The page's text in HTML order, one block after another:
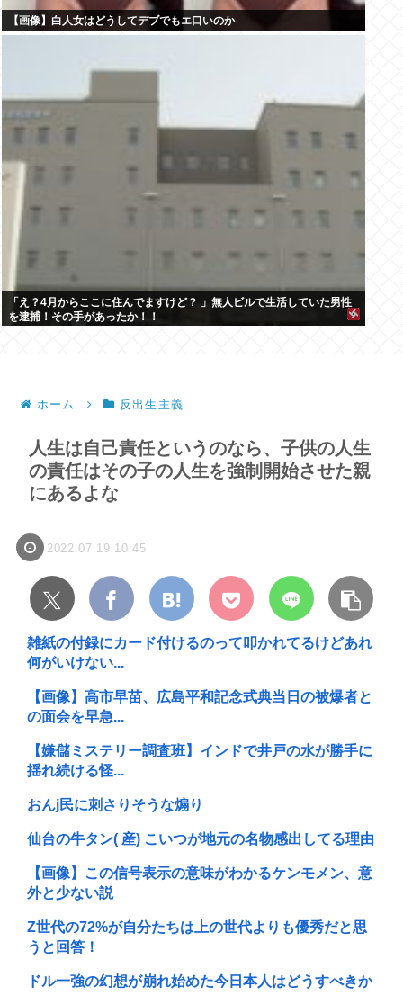
【画像】白人女はどうしてデブでもエ口いのか
「え？4月からここに住んでますけど？ 」無人ビルで生活していた男性
を逮捕！その手があったか！！
ホーム 反出生主義
人生は自己責任というのなら、子供の人生
の責任はその子の人生を強制開始させた親
にあるよな
2022.07.19 10:45
雑紙の付録にカード付けるのって叩かれてるけどあれ
何がいけない...
【画像】高市早苗、広島平和記念式典当日の被爆者と
の面会を早急...
【嫌儲ミステリー調査班】インドで井戸の水が勝手に
揺れ続ける怪...
おんj民に刺さりそうな煽り
仙台の牛タン( 産) こいつが地元の名物感出してる理由
【画像】この信号表示の意味がわかるケンモメン、意
外と少ない説
Z世代の72%が自分たちは上の世代よりも優秀だと思
うと回答！
ドル一強の幻想が崩れ始めた今日本人はどうすべきか